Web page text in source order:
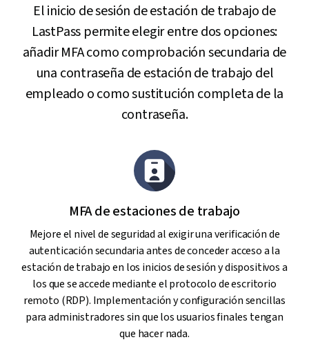
El inicio de sesión de estación de trabajo de
LastPass permite elegir entre dos opciones:
añadir MFA como comprobación secundaria de
una contraseña de estación de trabajo del
empleado o como sustitución completa de la
contraseña.
MFA de estaciones de trabajo
Mejore el nivel de seguridad al exigir una verificación de
autenticación secundaria antes de conceder acceso a la
estación de trabajo en los inicios de sesión y dispositivos a
los que se accede mediante el protocolo de escritorio
remoto (RDP). Implementación y configuración sencillas
para administradores sin que los usuarios finales tengan
que hacer nada.